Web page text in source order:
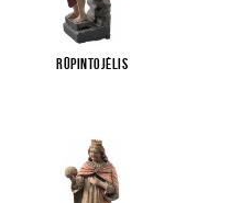
Rūpintojėlis